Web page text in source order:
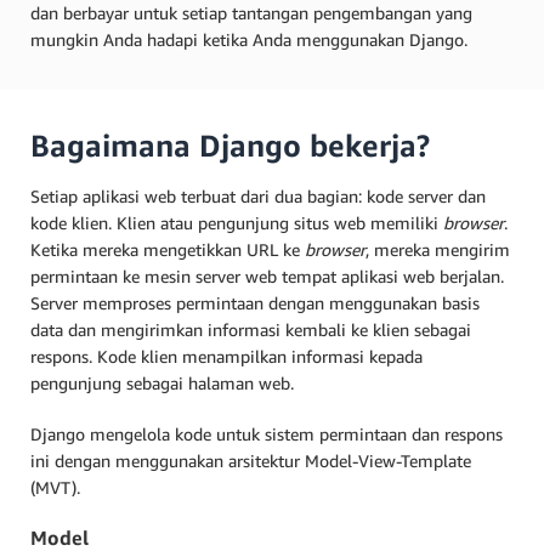
dan berbayar untuk setiap tantangan pengembangan yang
mungkin Anda hadapi ketika Anda menggunakan Django.
Bagaimana Django bekerja?
Setiap aplikasi web terbuat dari dua bagian: kode server dan
kode klien. Klien atau pengunjung situs web memiliki browser.
Ketika mereka mengetikkan URL ke browser, mereka mengirim
permintaan ke mesin server web tempat aplikasi web berjalan.
Server memproses permintaan dengan menggunakan basis
data dan mengirimkan informasi kembali ke klien sebagai
respons. Kode klien menampilkan informasi kepada
pengunjung sebagai halaman web.
Django mengelola kode untuk sistem permintaan dan respons
ini dengan menggunakan arsitektur Model-View-Template
(MVT).
Model